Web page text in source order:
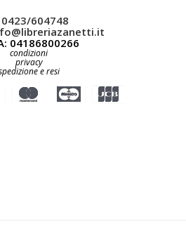
0423/604748
04186800266
condizioni
privacy
e resi